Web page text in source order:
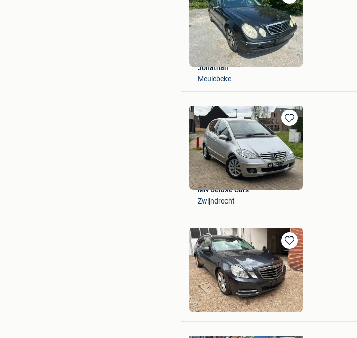
Bewaren
in
Mijn
Favorieten
Jonathan
Meulebeke
Bewaren
in
Mijn
Favorieten
MN Deluxe Cars
Zwijndrecht
Bewaren
in
Mijn
Favorieten
A&Y Business
Beersel